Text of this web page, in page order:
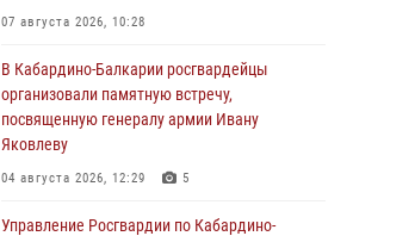
07 августа 2026, 10:28
В Кабардино-Балкарии росгвардейцы
организовали памятную встречу,
посвященную генералу армии Ивану
Яковлеву
04 августа 2026, 12:29 5
Управление Росгвардии по Кабардино-